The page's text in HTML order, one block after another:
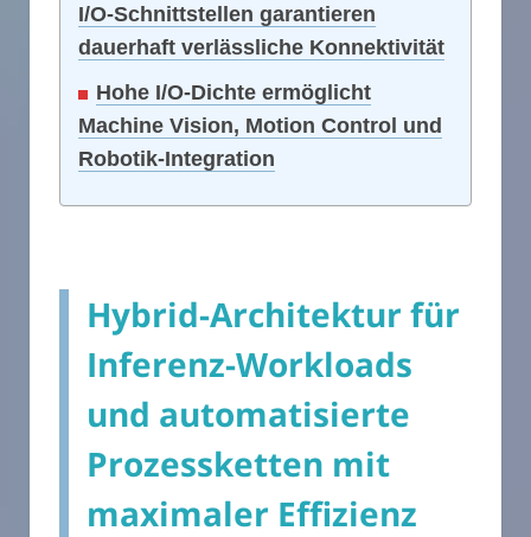
I/O-Schnittstellen garantieren
dauerhaft verlässliche Konnektivität
Hohe I/O-Dichte ermöglicht
Machine Vision, Motion Control und
Robotik-Integration
Hybrid-Architektur für
Inferenz-Workloads
und automatisierte
Prozessketten mit
maximaler Effizienz